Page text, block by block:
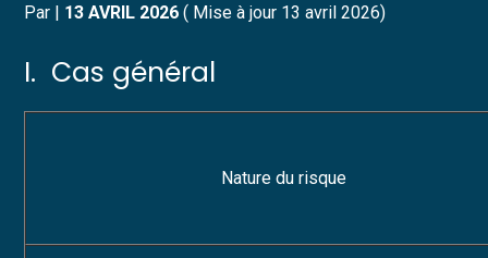
Par | 13 AVRIL 2026 ( Mise à jour 13 avril 2026)
I. Cas général
Nature du risque